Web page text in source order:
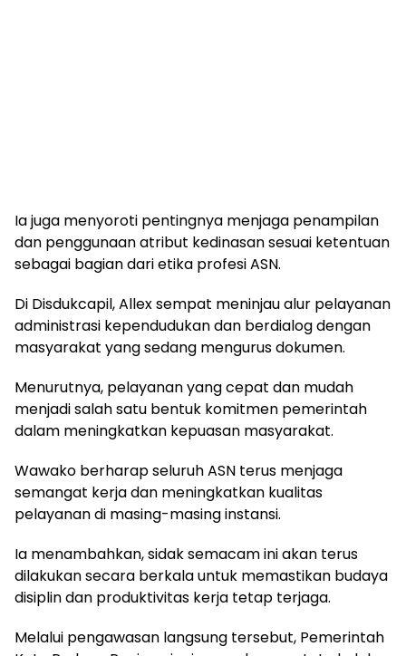
Ia juga menyoroti pentingnya menjaga penampilan
dan penggunaan atribut kedinasan sesuai ketentuan
sebagai bagian dari etika profesi ASN.
Di Disdukcapil, Allex sempat meninjau alur pelayanan
administrasi kependudukan dan berdialog dengan
masyarakat yang sedang mengurus dokumen.
Menurutnya, pelayanan yang cepat dan mudah
menjadi salah satu bentuk komitmen pemerintah
dalam meningkatkan kepuasan masyarakat.
Wawako berharap seluruh ASN terus menjaga
semangat kerja dan meningkatkan kualitas
pelayanan di masing-masing instansi.
Ia menambahkan, sidak semacam ini akan terus
dilakukan secara berkala untuk memastikan budaya
disiplin dan produktivitas kerja tetap terjaga.
Melalui pengawasan langsung tersebut, Pemerintah